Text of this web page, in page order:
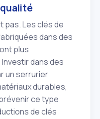
pas. Les clés de
dans des
plus
dans des
un serrurier
durables,
ce type
de clés